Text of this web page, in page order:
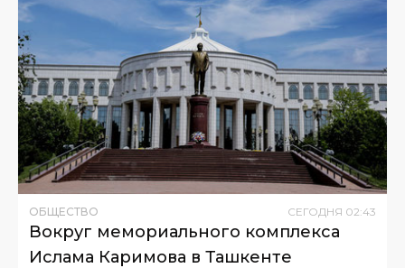
ОБЩЕСТВО СЕГОДНЯ 02:43
Вокруг мемориального комплекса
Ислама Каримова в Ташкенте